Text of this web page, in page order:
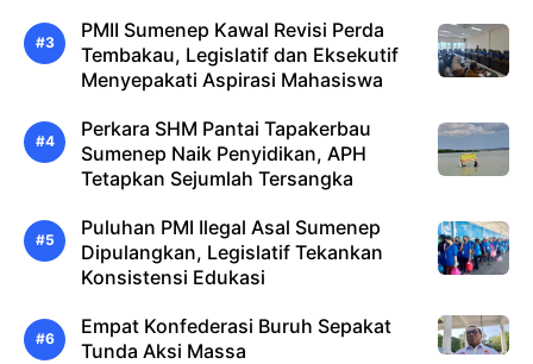
PMII Sumenep Kawal Revisi Perda
Tembakau, Legislatif dan Eksekutif
Menyepakati Aspirasi Mahasiswa
Perkara SHM Pantai Tapakerbau
Sumenep Naik Penyidikan, APH
Tetapkan Sejumlah Tersangka
Puluhan PMI Ilegal Asal Sumenep
Dipulangkan, Legislatif Tekankan
Konsistensi Edukasi
Empat Konfederasi Buruh Sepakat
Tunda Aksi Massa